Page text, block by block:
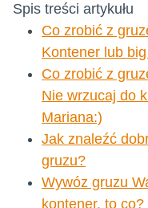
Spis treści artykułu
Co zrobić z
Kontener lub
Co zrobić z
Nie wrzucaj do
Mariana:)
Jak znaleźć
gruzu?
Wywóz gruzu
kontener, to co?